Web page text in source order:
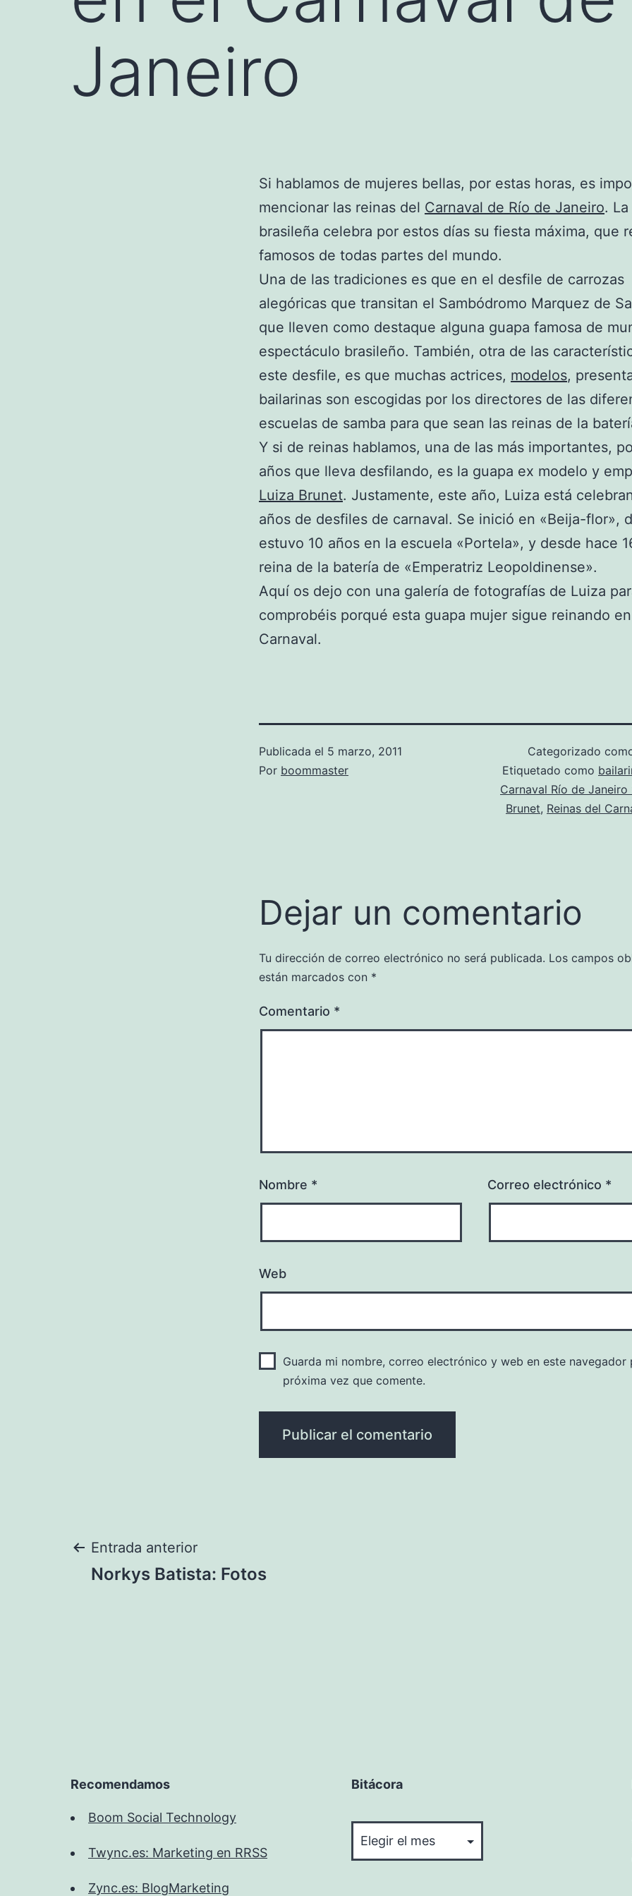
Janeiro
Si hablamos de mujeres bellas, por estas horas, es
mencionar las reinas del Carnaval de Río de Janeiro.
brasileña celebra por estos días su fiesta máxima, que
famosos de todas partes del mundo.
Una de las tradiciones es que en el desfile de carrozas
alegóricas que transitan el Sambódromo Marquez de
que lleven como destaque alguna guapa famosa de
espectáculo brasileño. También, otra de las
este desfile, es que muchas actrices, modelos,
bailarinas son escogidas por los directores de las
escuelas de samba para que sean las reinas de la
Y si de reinas hablamos, una de las más importantes,
años que lleva desfilando, es la guapa ex modelo y
Luiza Brunet. Justamente, este año, Luiza está
años de desfiles de carnaval. Se inició en «Beija-flor»,
estuvo 10 años en la escuela «Portela», y desde hace
reina de la batería de «Emperatriz Leopoldinense».
Aquí os dejo con una galería de fotografías de Luiza
comprobéis porqué esta guapa mujer sigue reinando
Carnaval.
Publicada el 5 marzo, 2011
Por boommaster
Categorizado
Etiquetado como
Carnaval Río de Janeiro
Brunet, Reinas del
Dejar un comentario
Tu dirección de correo electrónico no será publicada. Los campos
están marcados con *
Comentario *
Nombre * Correo electrónico *
Web
Guarda mi nombre, correo electrónico y web en este navegador
próxima vez que comente.
Navegación
Entrada anterior
Norkys Batista: Fotos
Recomendamos
Boom Social Technology
Twync.es: Marketing en RRSS
Zync.es: BlogMarketing
Bitácora